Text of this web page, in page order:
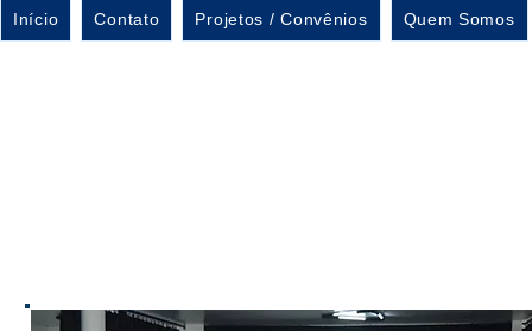
Início Contato Projetos / Convênios Quem Somos